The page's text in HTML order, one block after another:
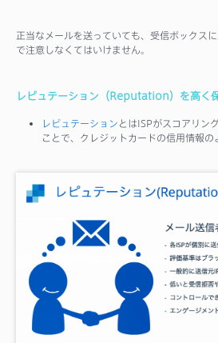
正当なメールを送っていても、受信ボックス
で注意しなくてはいけません。
レピュテーション（Reputation）を高く
レピュテーションとはISPがスコアリン
ことで、クレジットカードの信用情報の